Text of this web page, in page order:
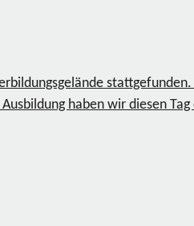
haben wir diesen